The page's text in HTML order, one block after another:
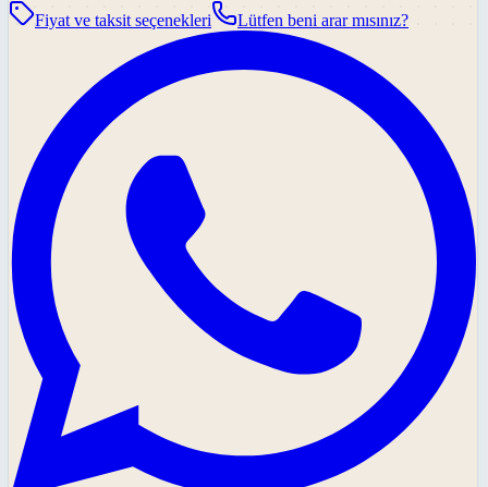
Fiyat ve taksit seçenekleri
Lütfen beni arar mısınız?